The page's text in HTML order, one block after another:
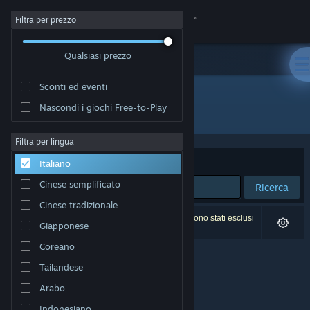
Accedi
Informazioni
Assistenza
Cambia la lingua
Ottieni l'app mobile di Steam
Visualizza il sito web per desktop
Filtra per prezzo
Qualsiasi prezzo
Sconti ed eventi
Nascondi i giochi Free-to-Play
Filtra per lingua
Italiano
Cinese semplificato
Cinese tradizionale
Giapponese
Coreano
Tailandese
Arabo
Editore: 黒子ラボ
Ordina per Rilevanza
Ricerca
0 risultati corrispondono alla tua ricerca. 6 titoli sono stati esclusi
in base alle tue preferenze.